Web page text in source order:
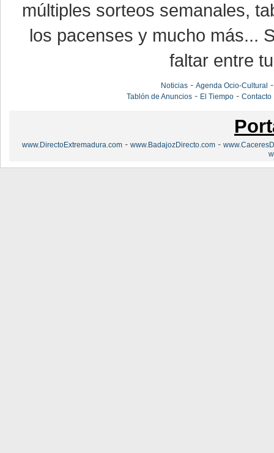
múltiples sorteos semanales,
los pacenses y mucho más...
faltar entre
Noticias -Agenda Ocio-Cultural
Tablón de Anuncios - El Tiempo -Contacto
www.DirectoExtremadura.com - www.BadajozDirecto.com -